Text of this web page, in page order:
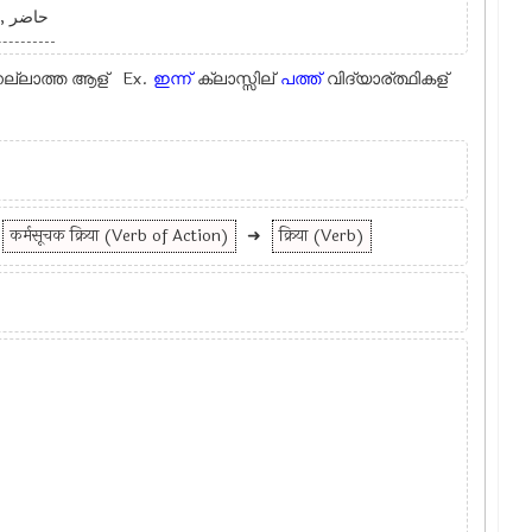
حاضر
ആള് Ex. ഇന്ന്ക്ലാസ്സില്പത്ത്വിദ്യാര്ത്ഥികള്
कर्मसूचक क्रिया (Verb of Action) ➜ क्रिया (Verb)